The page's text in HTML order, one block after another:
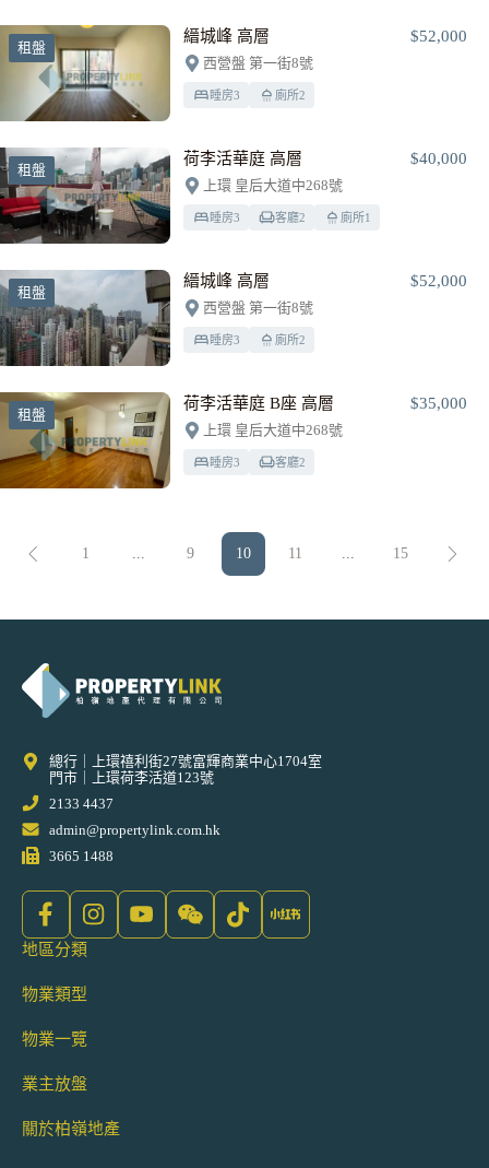
租盤
縉城峰 高層 $52,000
西營盤 第一街8號
睡房3 廁所2
租盤
荷李活華庭 高層 $40,000
上環 皇后大道中268號
睡房3 客廳2 廁所1
租盤
縉城峰 高層 $52,000
西營盤 第一街8號
睡房3 廁所2
租盤
荷李活華庭 B座 高層 $35,000
上環 皇后大道中268號
睡房3 客廳2
1 ... 9 10 11 ... 15
總行｜上環禧利街27號富輝商業中心1704室
門市｜上環荷李活道123號
2133 4437
admin@propertylink.com.hk
3665 1488
地區分類
物業類型
物業一覽
業主放盤
關於柏嶺地產